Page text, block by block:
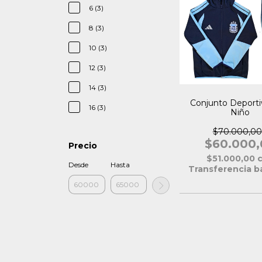
6 (3)
8 (3)
10 (3)
12 (3)
14 (3)
16 (3)
Precio
Desde Hasta
Conjunto
Niño
$70.000,00
$51.000,00
Transferencia